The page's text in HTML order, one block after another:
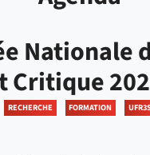
Nationale
Critique
RECHERCHE FORMATION
sur Facebook
sur Twitter